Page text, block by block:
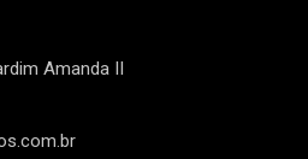
Amanda II